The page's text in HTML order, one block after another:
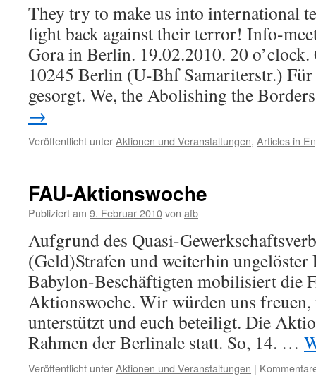
They try to make us into international
fight back against their terror! Info-
Gora in Berlin. 19.02.2010. 20
10245 Berlin (U-Bhf Samariterstr.)
gesorgt. We, the Abolishing the
→
Veröffentlicht unterAktionen und Veranstaltungen, Articles in
FAU-Aktionswoche
Publiziert am 9. Februar 2010von afb
Aufgrund des Quasi-
(Geld)Strafen und weiterhin ungelöster
Babylon-Beschäftigten mobilisiert die
Aktionswoche. Wir würden uns
unterstützt und euch beteiligt. Die
Rahmen der Berlinale statt. So, 14. …
Veröffentlicht unterAktionen und Veranstaltungen |